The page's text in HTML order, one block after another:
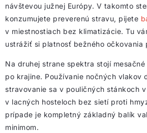
návštevou južnej Európy. V takomto
konzumujete preverenú stravu, pijete
v miestnostiach bez klimatizácie. Tu
ustrážiť si platnosť bežného očkovania
Na druhej strane spektra stojí
po krajine. Používanie nočných vlakov
stravovanie sa v pouličných stánkoch
v lacných hosteloch bez sietí proti
prípade je kompletný základný balík
minimom.